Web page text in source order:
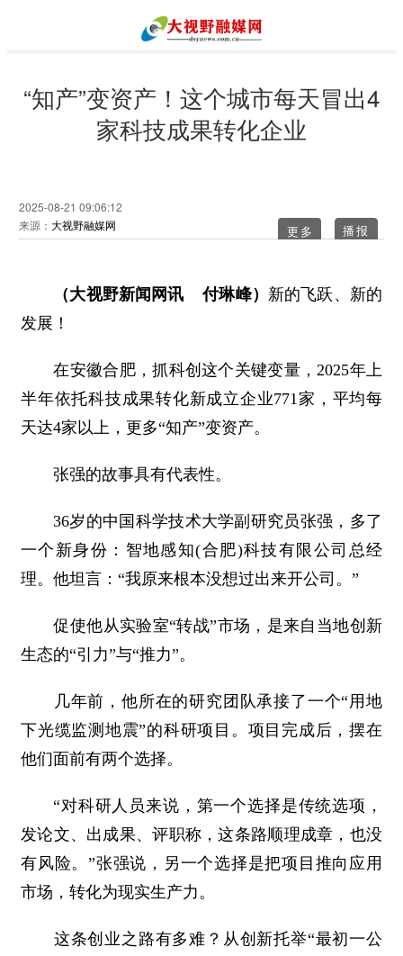
“知产”变资产！这个城市每天冒出4
家科技成果转化企业
2025-08-21 09:06:12
来源： 大视野融媒网 更多
（大视野新闻网讯 付琳峰） 新的飞跃、新的
发展！
在安徽合肥，抓科创这个关键变量，2025年上
半年依托科技成果转化新成立企业771家，平均每
天达4家以上，更多“知产”变资产。
张强的故事具有代表性。
36岁的中国科学技术大学副研究员张强，多了
一个新身份：智地感知(合肥)科技有限公司总经
理。他坦言：“我原来根本没想过出来开公司。”
促使他从实验室“转战”市场，是来自当地创新
生态的“引力”与“推力”。
几年前，他所在的研究团队承接了一个“用地
下光缆监测地震”的科研项目。项目完成后，摆在
他们面前有两个选择。
“对科研人员来说，第一个选择是传统选项，
发论文、出成果、评职称，这条路顺理成章，也没
有风险。”张强说，另一个选择是把项目推向应用
市场，转化为现实生产力。
这条创业之路有多难？从创新托举“最初一公